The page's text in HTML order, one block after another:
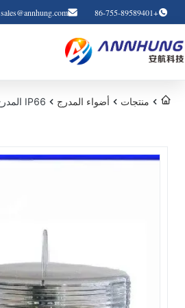
+86-755-89589401
sales@annhung.com
منتجات أضواء المدرج IP66 المدرج الحافة إضاءة اتجاه المطار خط مستقيم وميض مصباح LED